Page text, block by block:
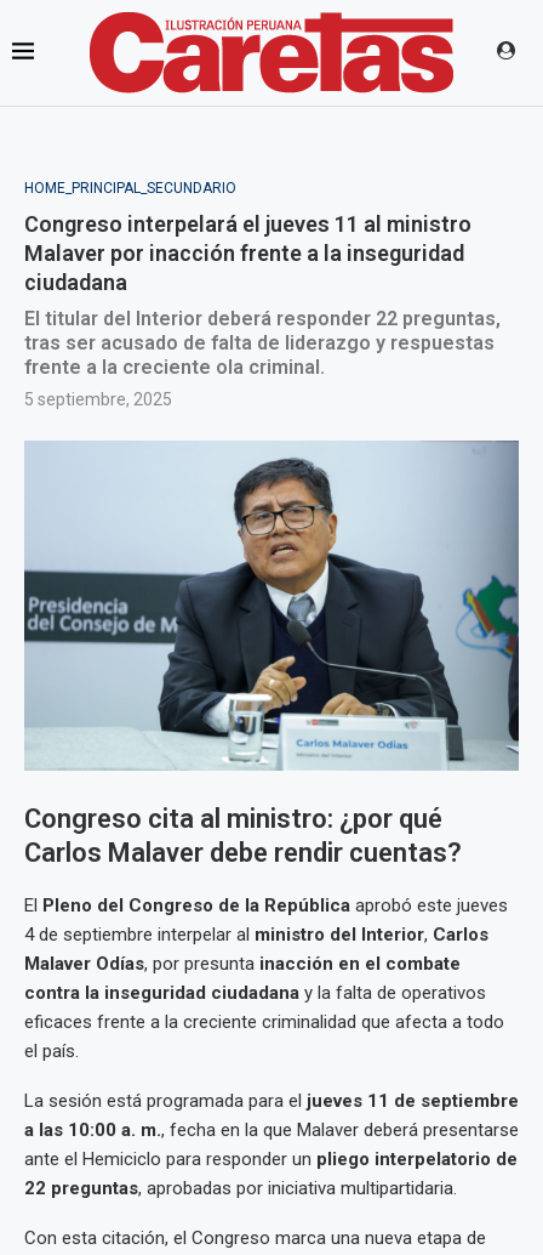
HOME_PRINCIPAL_SECUNDARIO
Congreso interpelará el jueves 11 al ministro
Malaver por inacción frente a la inseguridad
ciudadana
El titular del Interior deberá responder 22 preguntas,
tras ser acusado de falta de liderazgo y respuestas
frente a la creciente ola criminal.
5 septiembre, 2025
Congreso cita al ministro: ¿por qué
Carlos Malaver debe rendir cuentas?
El Pleno del Congreso de la República aprobó este jueves
4 de septiembre interpelar al ministro del Interior, Carlos
Malaver Odías, por presunta inacción en el combate
contra la inseguridad ciudadana y la falta de operativos
eficaces frente a la creciente criminalidad que afecta a todo
el país.
La sesión está programada para el jueves 11 de septiembre
a las 10:00 a. m., fecha en la que Malaver deberá presentarse
ante el Hemiciclo para responder un pliego interpelatorio de
22 preguntas, aprobadas por iniciativa multipartidaria.
Con esta citación, el Congreso marca una nueva etapa de